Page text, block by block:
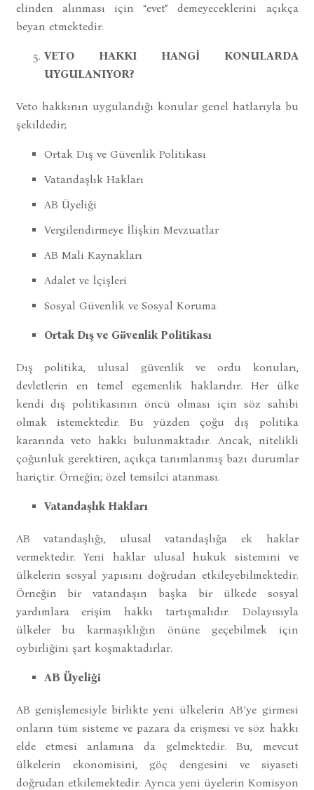
elinden alınması için “evet” demeyeceklerini açıkça
beyan etmektedir.
VETO HAKKI HANGİ KONULARDA
UYGULANIYOR?
Veto hakkının uygulandığı konular genel hatlarıyla bu
şekildedir;
Ortak Dış ve Güvenlik Politikası
Vatandaşlık Hakları
AB Üyeliği
Vergilendirmeye İlişkin Mevzuatlar
AB Mali Kaynakları
Adalet ve İçişleri
Sosyal Güvenlik ve Sosyal Koruma
Ortak Dış ve Güvenlik Politikası
Dış politika, ulusal güvenlik ve ordu konuları,
devletlerin en temel egemenlik haklarıdır. Her ülke
kendi dış politikasının öncü olması için söz sahibi
olmak istemektedir. Bu yüzden çoğu dış politika
kararında veto hakkı bulunmaktadır. Ancak, nitelikli
çoğunluk gerektiren, açıkça tanımlanmış bazı durumlar
hariçtir. Örneğin; özel temsilci atanması.
Vatandaşlık Hakları
AB vatandaşlığı, ulusal vatandaşlığa ek haklar
vermektedir. Yeni haklar ulusal hukuk sistemini ve
ülkelerin sosyal yapısını doğrudan etkileyebilmektedir.
Örneğin bir vatandaşın başka bir ülkede sosyal
yardımlara erişim hakkı tartışmalıdır. Dolayısıyla
ülkeler bu karmaşıklığın önüne geçebilmek için
oybirliğini şart koşmaktadırlar.
AB Üyeliği
AB genişlemesiyle birlikte yeni ülkelerin AB’ye girmesi
onların tüm sisteme ve pazara da erişmesi ve söz hakkı
elde etmesi anlamına da gelmektedir. Bu, mevcut
ülkelerin ekonomisini, göç dengesini ve siyaseti
doğrudan etkilemektedir. Ayrıca yeni üyelerin Komisyon